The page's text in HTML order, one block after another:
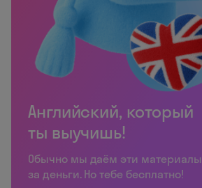
Английский, который
ты выучишь!
Обычно мы даём эти материалы
за деньги. Но тебе бесплатно!